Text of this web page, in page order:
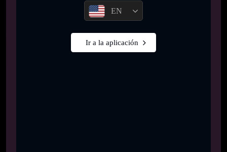
EN
Ir a la aplicación